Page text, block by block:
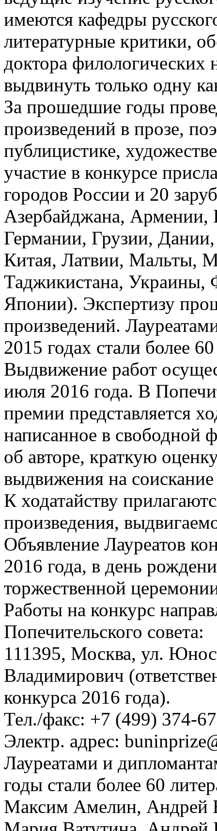
имеются кафедры
литературные критики,
доктора
выдвинуть только одну
За прошедшие годы
произведений в прозе,
публицистике,
участие в конкурсе
городов России и 20
Азербайджана, Армении,
Германии, Грузии,
Китая, Латвии, Мальты,
Таджикистана,
Японии). Экспертизу
произведений.
2015 годах стали более
Выдвижение работ
июля 2016 года. В
премии представляется
написанное в свободной
об авторе, краткую
выдвижения на
К ходатайству
произведения,
Объявление Лауреатов
2016 года, в день
торжественной
Работы на конкурс
Попечительского совета:
111395, Москва, ул.
Владимирович
конкурса 2016 года).
Тел./факс: +7 (499) 374-
Электр. адрес:
Лауреатами и
годы стали более 60
Максим Амелин, Андрей